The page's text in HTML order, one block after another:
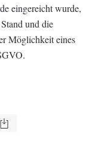
eingereicht wurde,
und die
Möglichkeit eines